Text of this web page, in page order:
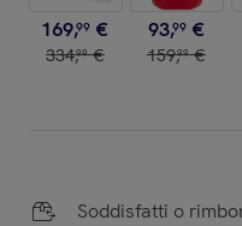
169,99 €
334,99 €
93,99 €
159,99 €
Soddisfatti o